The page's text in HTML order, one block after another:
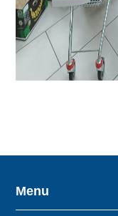
Menu